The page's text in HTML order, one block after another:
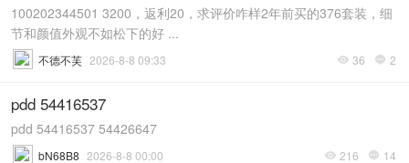
100202344501 3200，返利20，求评价咋样2年前买的376套装，细
节和颜值外观不如松下的好 ...
 36  2
不德不芙 2026-8-8 09:33
pdd 54416537
pdd 54416537 54426647
 216  14
bN68B8 2026-8-8 00:00